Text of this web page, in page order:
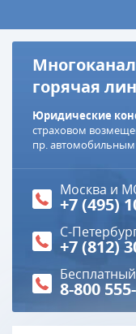
горячая
Юридические
страховом
пр.
Москва и
+7 (495)
С-
+7 (812)
8-800